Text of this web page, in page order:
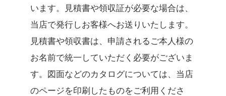
います。見積書や領収証が必要な場合は、
当店で発行しお客様へお送りいたします。
見積書や領収書は、申請されるご本人様の
お名前で統一していただく必要がございま
す。図面などのカタログについては、当店
のページを印刷したものをご利用くださ